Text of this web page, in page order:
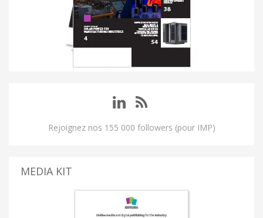
Rejoignez nos 155 000 followers (pour IMP)
MEDIA KIT